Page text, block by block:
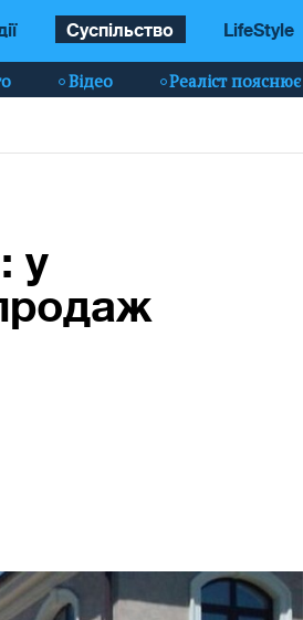
Суспільство LifeStyle
Відео Реаліст пояснює
у